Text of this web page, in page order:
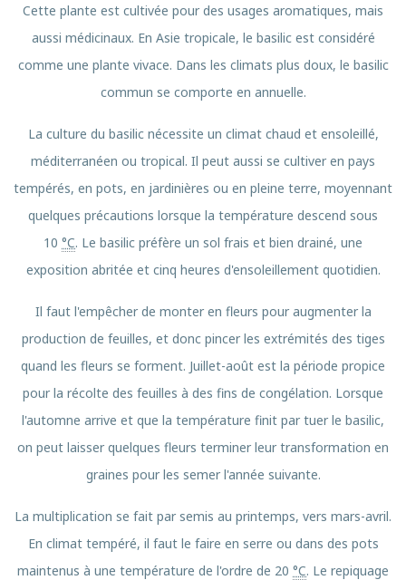
Cette plante est cultivée pour des usages aromatiques, mais
aussi médicinaux. En Asie tropicale, le basilic est considéré
comme une plante vivace. Dans les climats plus doux, le basilic
commun se comporte en annuelle.
La culture du basilic nécessite un climat chaud et ensoleillé,
méditerranéen ou tropical. Il peut aussi se cultiver en pays
tempérés, en pots, en jardinières ou en pleine terre, moyennant
quelques précautions lorsque la température descend sous
10 °C. Le basilic préfère un sol frais et bien drainé, une
exposition abritée et cinq heures d'ensoleillement quotidien.
Il faut l'empêcher de monter en fleurs pour augmenter la
production de feuilles, et donc pincer les extrémités des tiges
quand les fleurs se forment. Juillet-août est la période propice
pour la récolte des feuilles à des fins de congélation. Lorsque
l'automne arrive et que la température finit par tuer le basilic,
on peut laisser quelques fleurs terminer leur transformation en
graines pour les semer l'année suivante.
La multiplication se fait par semis au printemps, vers mars-avril.
En climat tempéré, il faut le faire en serre ou dans des pots
maintenus à une température de l'ordre de 20 °C. Le repiquage